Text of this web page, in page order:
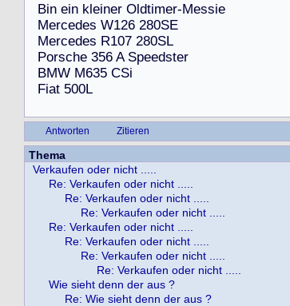
Bin ein kleiner Oldtimer-Messie
Mercedes W126 280SE
Mercedes R107 280SL
Porsche 356 A Speedster
BMW M635 CSi
Fiat 500L
Antworten Zitieren
Thema
Verkaufen oder nicht .....
Re: Verkaufen oder nicht .....
Re: Verkaufen oder nicht .....
Re: Verkaufen oder nicht .....
Re: Verkaufen oder nicht .....
Re: Verkaufen oder nicht .....
Re: Verkaufen oder nicht .....
Re: Verkaufen oder nicht .....
Wie sieht denn der aus ?
Re: Wie sieht denn der aus ?